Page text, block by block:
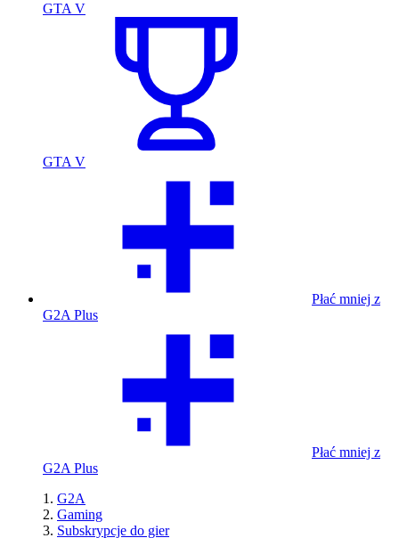
GTA V
GTA V
Płać mniej z
G2A Plus
Płać mniej z
G2A Plus
G2A
Gaming
Subskrypcje do gier